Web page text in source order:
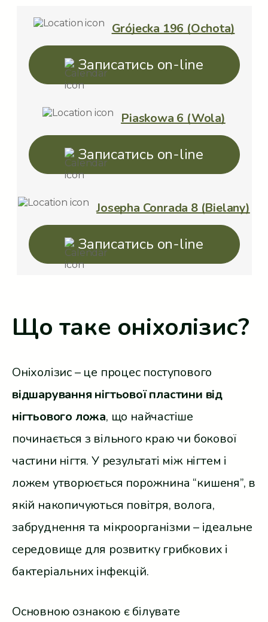
Grójecka 196 (Ochota)
Записатись on-line
Piaskowa 6 (Wola)
Записатись on-line
Josepha Conrada 8 (Bielany)
Записатись on-line
Що таке оніхолізис?
Оніхолізис – це процес поступового
відшарування нігтьової пластини від
нігтьового ложа, що найчастіше
починається з вільного краю чи бокової
частини нігтя. У результаті між нігтем і
ложем утворюється порожнина “кишеня”, в
якій накопичуються повітря, волога,
забруднення та мікроорганізми – ідеальне
середовище для розвитку грибкових і
бактеріальних інфекцій.
Основною ознакою є білувате